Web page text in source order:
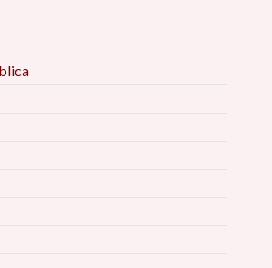
participativo como
no. 24 (septiembre 2022-
pm
sinaloense: rasgos
y el boom en el entorno